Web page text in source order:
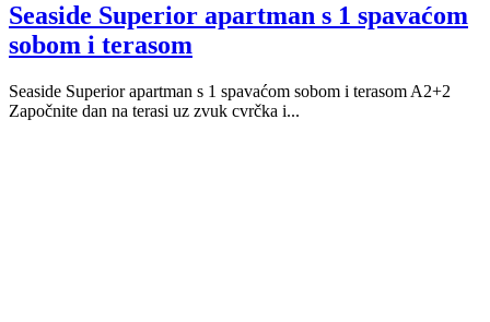
Seaside Superior apartman s 1 spavaćom
sobom i terasom
Seaside Superior apartman s 1 spavaćom sobom i terasom A2+2
Započnite dan na terasi uz zvuk cvrčka i...